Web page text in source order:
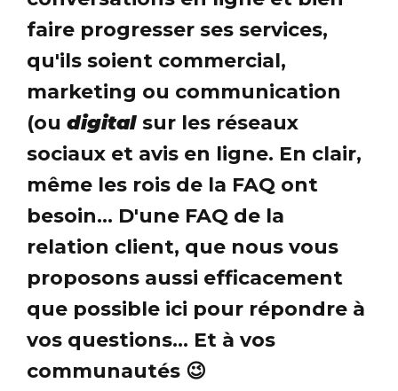
faire progresser ses services,
qu'ils soient commercial,
marketing ou communication
(ou digital sur les réseaux
sociaux et avis en ligne. En clair,
même les rois de la FAQ ont
besoin... D'une FAQ de la
relation client, que nous vous
proposons aussi efficacement
que possible ici pour répondre à
vos questions... Et à vos
communautés 😉